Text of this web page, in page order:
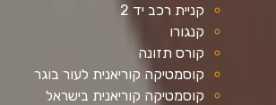
קניית רכב יד 2
קנגורו
קורס תזונה
קוסמטיקה קוריאנית לעור בוגר
קוסמטיקה קוריאנית בישראל